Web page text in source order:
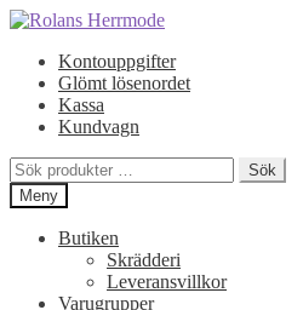
Hoppa
navigering
Hoppa
innehållKontouppgifter
Glömt lösenordet
Kassa
Kundvagn
Sök
efter:
Sök
Meny
Butiken
Skrädderi
Leveransvillkor
Varugrupper